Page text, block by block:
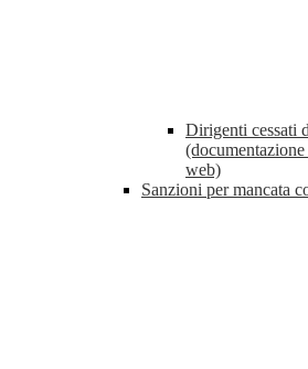
Dirigenti cessati
web)
Sanzioni per mancata